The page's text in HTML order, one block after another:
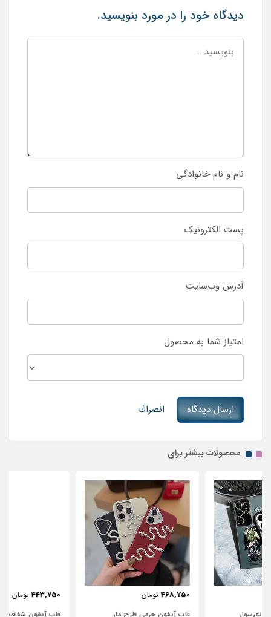
دیدگاه خود را در مورد بنویسید.
نام و نام خانوادگی
پست الکترونیک
آدرس وب‌سایت
امتیاز شما به محصول
ارسال دیدگاه انصراف
محصولات بیشتر برای
قاب آیفون چرمی طرح مار
قاب آیفون شفاف با پاپیون سفید و